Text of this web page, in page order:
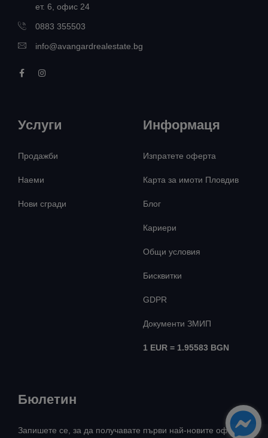
ет. 6, офис 24
0883 355503
info@avangardrealestate.bg
Услуги
Продажби
Наеми
Нови сгради
Информаця
Изпратете оферта
Карта за имоти Пловдив
Блог
Кариери
Общи условия
Бисквитки
GDPR
Документи ЗМИП
1 EUR = 1.95583 BGN
Бюлетин
Запишете се, за да получавате първи най-новите оферти